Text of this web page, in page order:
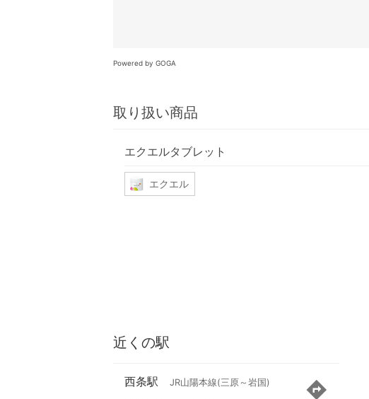
Powered by GOGA
取り扱い商品
エクエルタブレット
エクエル
近くの駅
西条駅 JR山陽本線(三原～岩国)